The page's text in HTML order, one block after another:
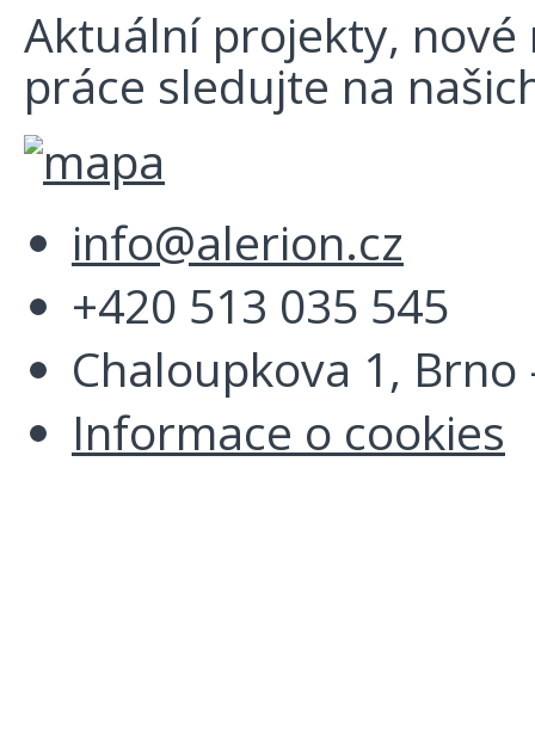
Aktuální projekty, nové
práce sledujte na
info@alerion.cz
+420 513 035 545
Chaloupkova 1,
Informace o cookies